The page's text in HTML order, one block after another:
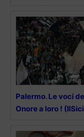
Palermo. Le voci
Onore a loro !